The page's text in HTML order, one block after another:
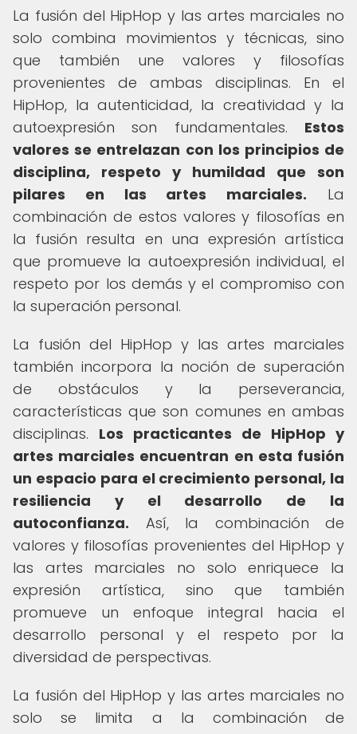
La fusión del HipHop y las artes marciales no
solo combina movimientos y técnicas, sino
que también une valores y filosofías
provenientes de ambas disciplinas. En el
HipHop, la autenticidad, la creatividad y la
autoexpresión son fundamentales. Estos
valores se entrelazan con los principios de
disciplina, respeto y humildad que son
pilares en las artes marciales. La
combinación de estos valores y filosofías en
la fusión resulta en una expresión artística
que promueve la autoexpresión individual, el
respeto por los demás y el compromiso con
la superación personal.
La fusión del HipHop y las artes marciales
también incorpora la noción de superación
de obstáculos y la perseverancia,
características que son comunes en ambas
disciplinas. Los practicantes de HipHop y
artes marciales encuentran en esta fusión
un espacio para el crecimiento personal, la
resiliencia y el desarrollo de la
autoconfianza. Así, la combinación de
valores y filosofías provenientes del HipHop y
las artes marciales no solo enriquece la
expresión artística, sino que también
promueve un enfoque integral hacia el
desarrollo personal y el respeto por la
diversidad de perspectivas.
La fusión del HipHop y las artes marciales no
solo se limita a la combinación de